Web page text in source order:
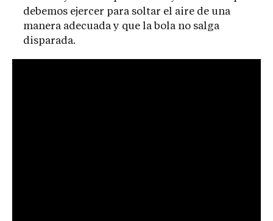
debemos ejercer para soltar el aire de una
manera adecuada y que la bola no salga
disparada.